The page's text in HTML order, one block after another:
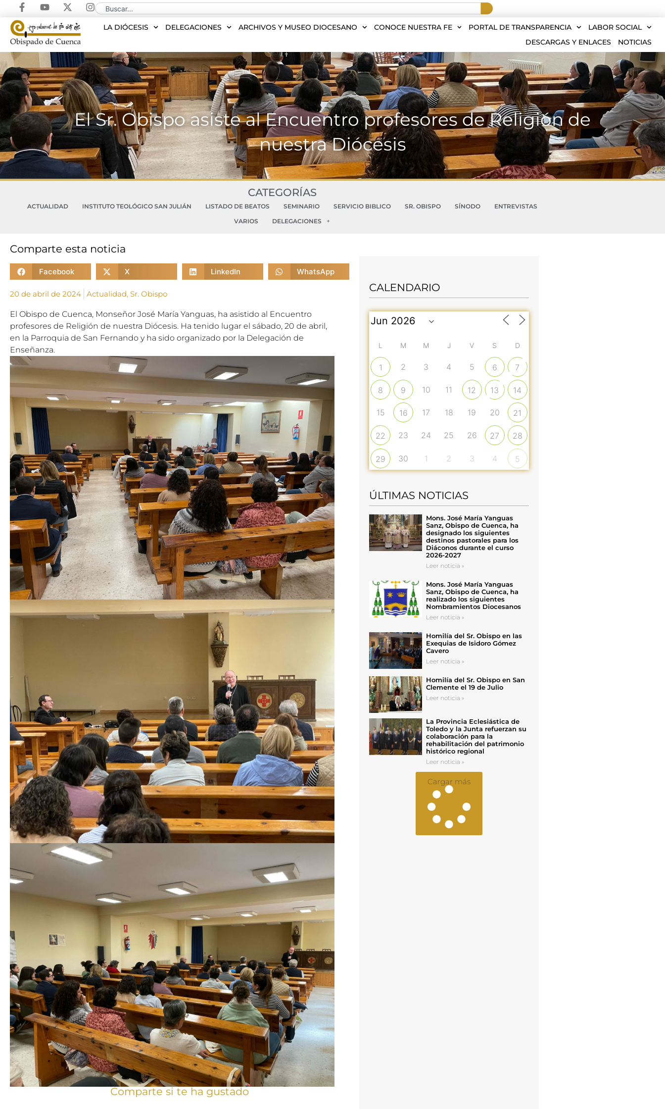
LA DIÓCESIS DELEGACIONES ARCHIVOS Y MUSEO DIOCESANO CONOCE NUESTRA FE PORTAL DE TRANSPARENCIA
LABOR SOCIAL
DESCARGAS Y ENLACES
NOTICIAS
El Sr. Obispo asiste al Encuentro profesores de Religión de
nuestra Diócesis
CATEGORÍAS
ACTUALIDAD INSTITUTO TEOLÓGICO SAN JULIÁN LISTADO DE BEATOS SEMINARIO SERVICIO BIBLICO SR. OBISPO SÍNODO
ENTREVISTAS
VARIOS
DELEGACIONES
Comparte esta noticia
Facebook X LinkedIn WhatsApp
20 de abril de 2024 Actualidad, Sr. Obispo
El Obispo de Cuenca, Monseñor José María Yanguas, ha asistido al Encuentro
profesores de Religión de nuestra Diócesis. Ha tenido lugar el sábado, 20 de abril,
en la Parroquia de San Fernando y ha sido organizado por la Delegación de
Enseñanza.
Comparte si te ha gustado
CALENDARIO
L M M J V S D
1 2 3 4 5 6 7
8 9 10 11 12 13 14
15 16 17 18 19 20 21
22 23 24 25 26 27 28
29 30 1 2 3 4 5
ÚLTIMAS NOTICIAS
Mons. José María Yanguas
Sanz, Obispo de Cuenca, ha
designado los siguientes
destinos pastorales para los
Diáconos durante el curso
2026-2027
Leer noticia »
Mons. José María Yanguas
Sanz, Obispo de Cuenca, ha
realizado los siguientes
Nombramientos Diocesanos
Leer noticia »
Homilía del Sr. Obispo en las
Exequias de Isidoro Gómez
Cavero
Leer noticia »
Homilía del Sr. Obispo en San
Clemente el 19 de Julio
Leer noticia »
La Provincia Eclesiástica de
Toledo y la Junta refuerzan su
colaboración para la
rehabilitación del patrimonio
histórico regional
Leer noticia »
Cargar más